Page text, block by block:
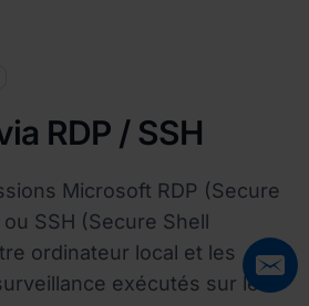
RDP / SSH
Microsoft RDP (Secure
SSH (Secure Shell
ordinateur local et les
exécutés sur le